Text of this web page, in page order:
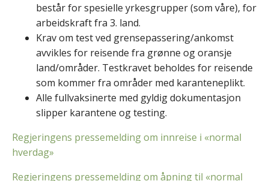
består for spesielle yrkesgrupper (som våre), for
arbeidskraft fra 3. land.
Krav om test ved grensepassering/ankomst
avvikles for reisende fra grønne og oransje
land/områder. Testkravet beholdes for reisende
som kommer fra områder med karanteneplikt.
Alle fullvaksinerte med gyldig dokumentasjon
slipper karantene og testing.
Regjeringens pressemelding om innreise i «normal
hverdag»
Regjeringens pressemelding om åpning til «normal